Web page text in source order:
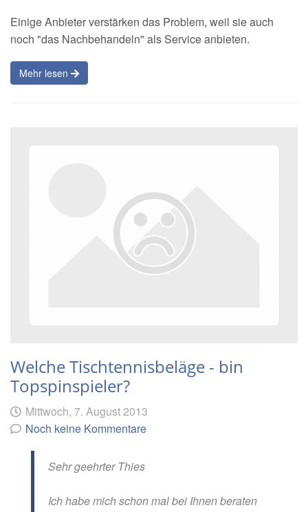
Einige Anbieter verstärken das Problem, weil sie auch
noch "das Nachbehandeln" als Service anbieten.
Mehr lesen
Welche Tischtennisbeläge - bin
Topspinspieler?
Geschrieben
von
am Mittwoch, 7. August 2013
Noch keine Kommentare
Sehr geehrter Thies
Ich habe mich schon mal bei Ihnen beraten